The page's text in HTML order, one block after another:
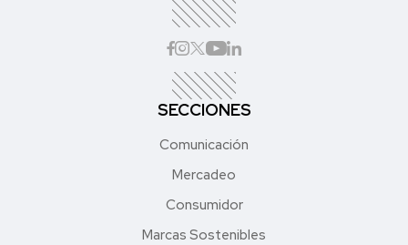
SECCIONES
Comunicación
Mercadeo
Consumidor
Marcas Sostenibles